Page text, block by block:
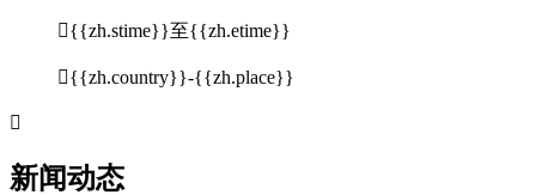
{{zh.stime}}至{{zh.etime}}
{{zh.country}}-{{zh.place}}

新闻动态